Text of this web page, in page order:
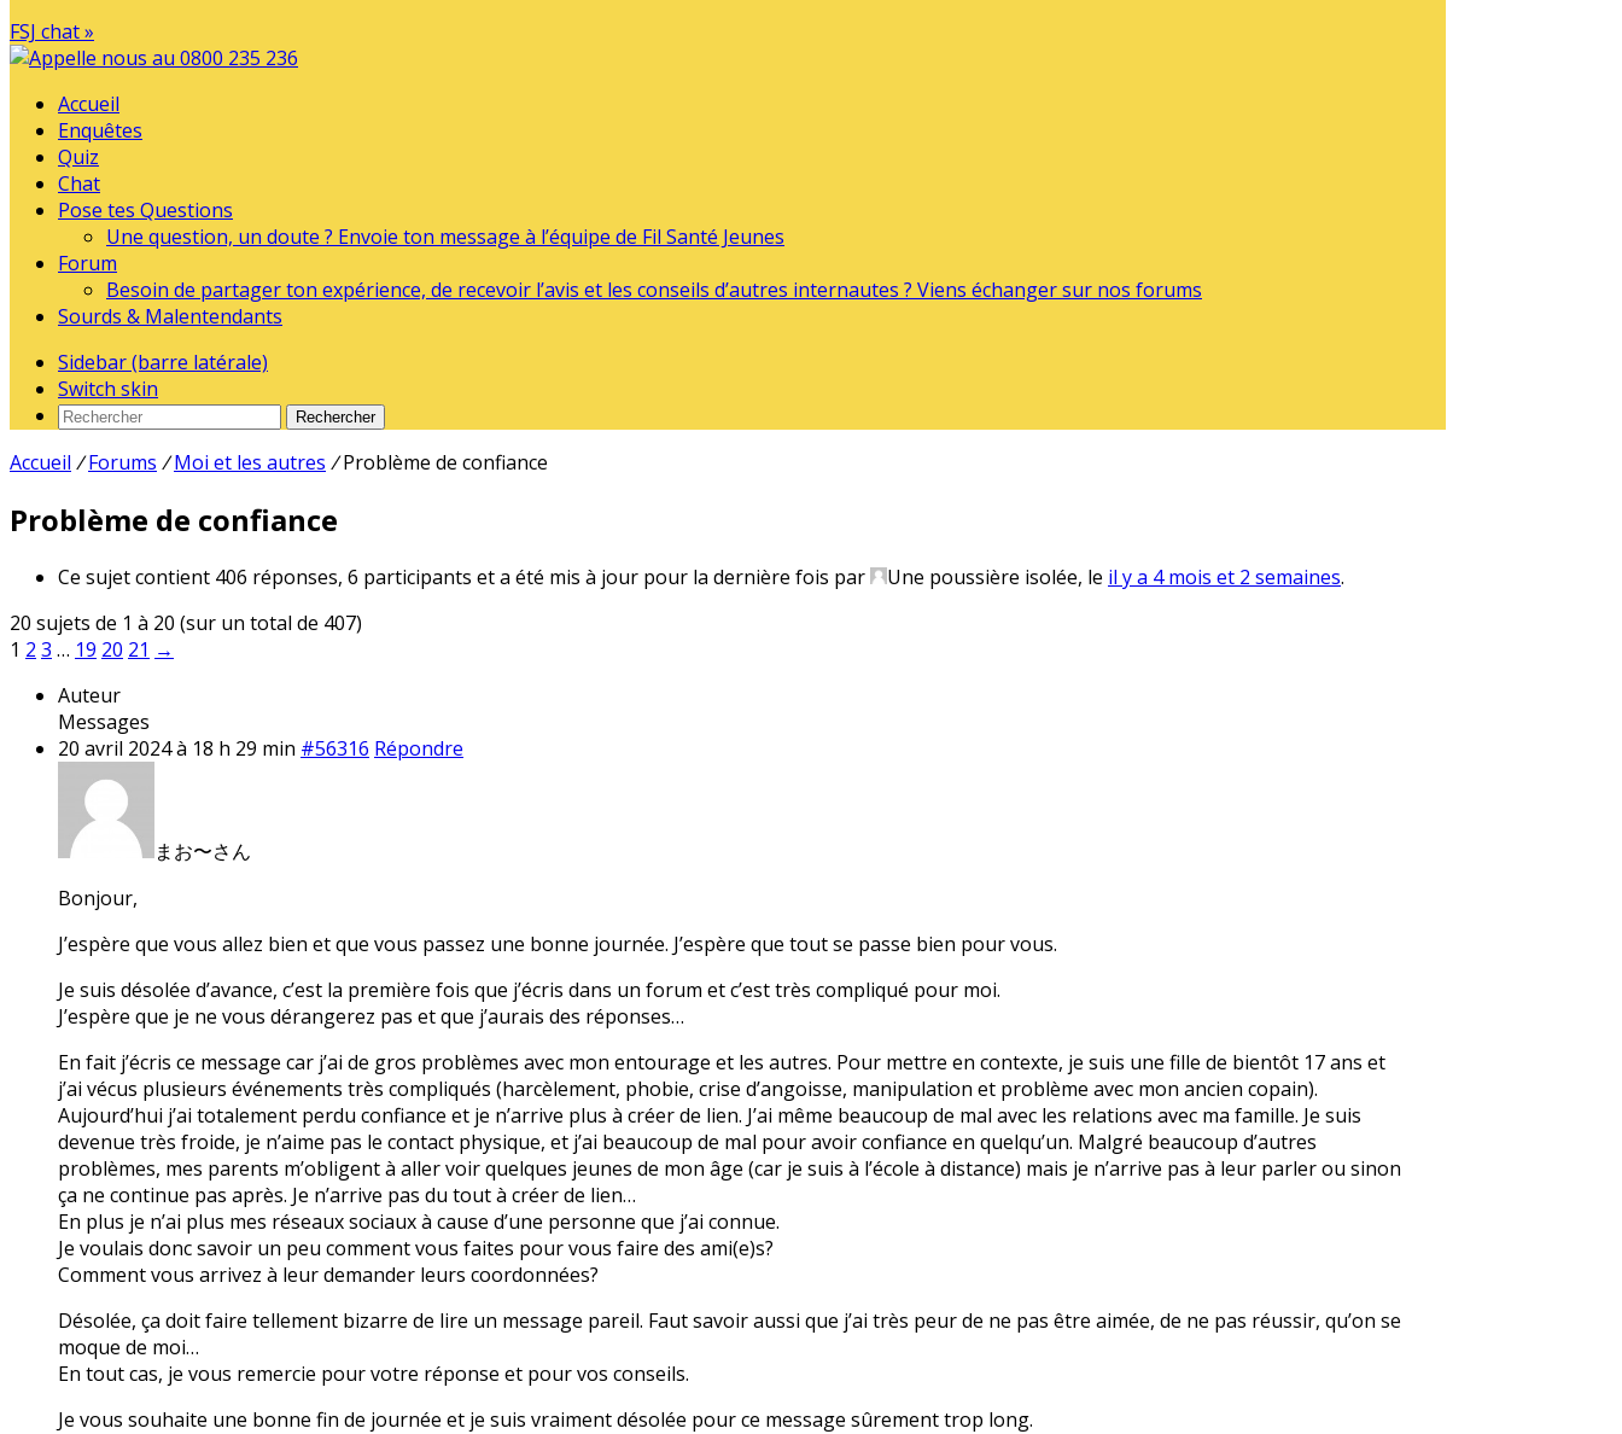
FSJ chat »
Accueil
Enquêtes
Quiz
Chat
Pose tes Questions
Une question, un doute ? Envoie ton message à l’équipe de Fil Santé Jeunes
Forum
Besoin de partager ton expérience, de recevoir l’avis et les conseils d’autres internautes ? Viens échanger sur nos forums
Sourds & Malentendants
Sidebar (barre latérale)
Switch skin
Rechercher
Accueil / Forums / Moi et les autres / Problème de confiance
Problème de confiance
Ce sujet contient 406 réponses, 6 participants et a été mis à jour pour la dernière fois par Une poussière isolée, le il y a 4 mois et 2 semaines.
20 sujets de 1 à 20 (sur un total de 407)
1 2 3 … 19 20 21 →
Auteur
Messages
20 avril 2024 à 18 h 29 min #56316 Répondre
まお〜さん
Bonjour,
J’espère que vous allez bien et que vous passez une bonne journée. J’espère que tout se passe bien pour vous.
Je suis désolée d’avance, c’est la première fois que j’écris dans un forum et c’est très compliqué pour moi.
J’espère que je ne vous dérangerez pas et que j’aurais des réponses…
En fait j’écris ce message car j’ai de gros problèmes avec mon entourage et les autres. Pour mettre en contexte, je suis une fille de bientôt 17 ans et
j’ai vécus plusieurs événements très compliqués (harcèlement, phobie, crise d’angoisse, manipulation et problème avec mon ancien copain).
Aujourd’hui j’ai totalement perdu confiance et je n’arrive plus à créer de lien. J’ai même beaucoup de mal avec les relations avec ma famille. Je suis
devenue très froide, je n’aime pas le contact physique, et j’ai beaucoup de mal pour avoir confiance en quelqu’un. Malgré beaucoup d’autres
problèmes, mes parents m’obligent à aller voir quelques jeunes de mon âge (car je suis à l’école à distance) mais je n’arrive pas à leur parler ou sinon
ça ne continue pas après. Je n’arrive pas du tout à créer de lien…
En plus je n’ai plus mes réseaux sociaux à cause d’une personne que j’ai connue.
Je voulais donc savoir un peu comment vous faites pour vous faire des ami(e)s?
Comment vous arrivez à leur demander leurs coordonnées?
Désolée, ça doit faire tellement bizarre de lire un message pareil. Faut savoir aussi que j’ai très peur de ne pas être aimée, de ne pas réussir, qu’on se
moque de moi…
En tout cas, je vous remercie pour votre réponse et pour vos conseils.
Je vous souhaite une bonne fin de journée et je suis vraiment désolée pour ce message sûrement trop long.